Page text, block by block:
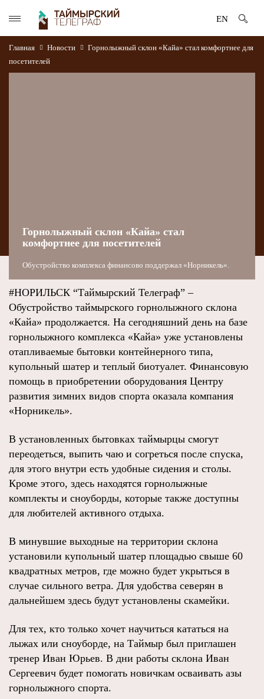
EN
Главная Новости
Горнолыжный склон «Кайа» стал комфортнее для
посетителей
Горнолыжный склон «Кайа» стал
комфортнее для посетителей
Обустройство комплекса финансово поддержал «Норникель».
#НОРИЛЬСК “Таймырский Телеграф” –
Обустройство таймырского горнолыжного склона
«Кайа» продолжается. На сегодняшний день на базе
горнолыжного комплекса «Кайа» уже установлены
отапливаемые бытовки контейнерного типа,
купольный шатер и теплый биотуалет. Финансовую
помощь в приобретении оборудования Центру
развития зимних видов спорта оказала компания
«Норникель».
В установленных бытовках таймырцы смогут
переодеться, выпить чаю и согреться после спуска,
для этого внутри есть удобные сидения и столы.
Кроме этого, здесь находятся горнолыжные
комплекты и сноуборды, которые также доступны
для любителей активного отдыха.
В минувшие выходные на территории склона
установили купольный шатер площадью свыше 60
квадратных метров, где можно будет укрыться в
случае сильного ветра. Для удобства северян в
дальнейшем здесь будут установлены скамейки.
Для тех, кто только хочет научиться кататься на
лыжах или сноуборде, на Таймыр был приглашен
тренер Иван Юрьев. В дни работы склона Иван
Сергеевич будет помогать новичкам осваивать азы
горнолыжного спорта.